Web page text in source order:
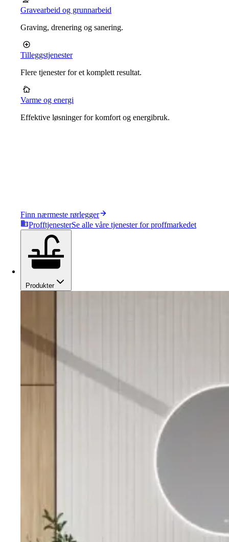
Gravearbeid og grunnarbeid
Graving, drenering og sanering.
Tilleggstjenester
Flere tjenester for et komplett resultat.
Varme og energi
Effektive løsninger for komfort og energibruk.
Finn nærmeste rørlegger
ProfftjenesterSe alle våre tjenester for proffmarkedet
Produkter